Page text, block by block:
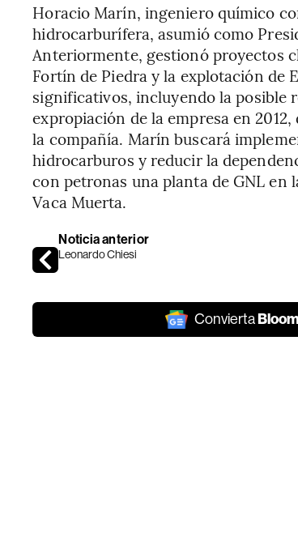
Horacio Marín, ingeniero químico
hidrocarburífera, asumió como
Anteriormente, gestionó proyectos
Fortín de Piedra y la explotación de
significativos, incluyendo la posible
expropiación de la empresa en
la compañía. Marín buscará
hidrocarburos y reducir la
con petronas una planta de GNL en
Vaca Muerta.
Noticia anterior
Leonardo Chiesi
Convierta